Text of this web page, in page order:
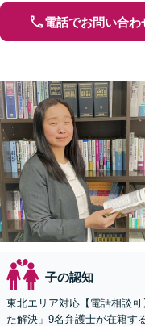
電話でお問い合わ
子の認知
東北エリア対応【電話相談
た解決」9名弁護士が在籍す